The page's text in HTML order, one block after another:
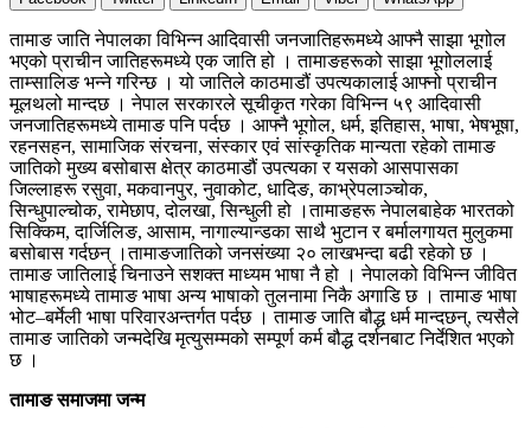
तामाङ जाति नेपालका विभिन्न आदिवासी जनजातिहरूमध्ये आफ्नै साझा भूगोल
भएको प्राचीन जातिहरूमध्ये एक जाति हो । तामाङहरूको साझा भूगोललाई
ताम्सालिङ भन्ने गरिन्छ । यो जातिले काठमाडौं उपत्यकालाई आफ्नो प्राचीन
मूलथलो मान्दछ । नेपाल सरकारले सूचीकृत गरेका विभिन्न ५९ आदिवासी
जनजातिहरूमध्ये तामाङ पनि पर्दछ । आफ्नै भूगोल, धर्म, इतिहास, भाषा, भेषभूषा,
रहनसहन, सामाजिक संरचना, संस्कार एवं सांस्कृतिक मान्यता रहेको तामाङ
जातिको मुख्य बसोबास क्षेत्र काठमाडौं उपत्यका र यसको आसपासका
जिल्लाहरू रसुवा, मकवानपुर, नुवाकोट, धादिङ, काभ्रेपलाञ्चोक,
सिन्धुपाल्चोक, रामेछाप, दोलखा, सिन्धुली हो ।तामाङहरू नेपालबाहेक भारतको
सिक्किम, दार्जिलिङ, आसाम, नागाल्यान्डका साथै भुटान र बर्मालगायत मुलुकमा
बसोबास गर्दछन् ।तामाङजातिको जनसंख्या २० लाखभन्दा बढी रहेको छ ।
तामाङ जातिलाई चिनाउने सशक्त माध्यम भाषा नै हो । नेपालको विभिन्न जीवित
भाषाहरूमध्ये तामाङ भाषा अन्य भाषाको तुलनामा निकै अगाडि छ । तामाङ भाषा
भोट–बर्मेली भाषा परिवारअन्तर्गत पर्दछ । तामाङ जाति बौद्ध धर्म मान्दछन्, त्यसैले
तामाङ जातिको जन्मदेखि मृत्युसम्मको सम्पूर्ण कर्म बौद्ध दर्शनबाट निर्देशित भएको
छ ।
तामाङ समाजमा जन्म